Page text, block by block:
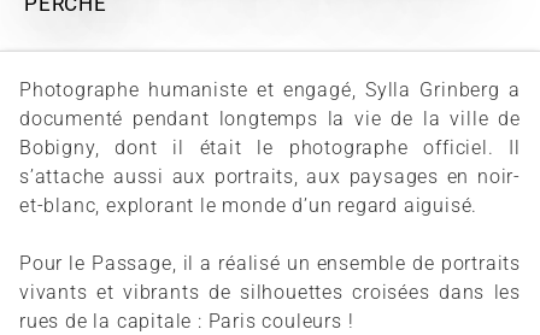
Photographe humaniste et engagé, Sylla Grinberg a
documenté pendant longtemps la vie de la ville de
Bobigny, dont il était le photographe officiel. Il
s’attache aussi aux portraits, aux paysages en noir-
et-blanc, explorant le monde d’un regard aiguisé.
Pour le Passage, il a réalisé un ensemble de portraits
vivants et vibrants de silhouettes croisées dans les
rues de la capitale : Paris couleurs !